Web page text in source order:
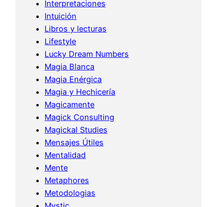
Interpretaciones
Intuición
Libros y lecturas
Lifestyle
Lucky Dream Numbers
Magia Blanca
Magia Enérgica
Magia y Hechicería
Magicamente
Magick Consulting
Magickal Studies
Mensajes Útiles
Mentalidad
Mente
Metaphores
Metodologias